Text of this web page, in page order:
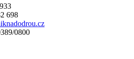
698
0800